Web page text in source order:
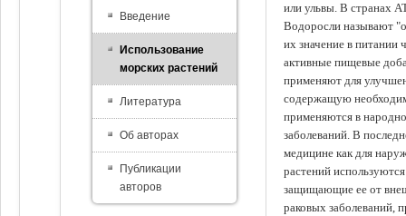
или ульвы. В странах
Водоросли называют
их значение в питании
активные пищевые
применяют для
содержащую
применяются в
заболеваний. В
медицине как для
растений
защищающие ее от
раковых заболеваний,
Введение
Использование
морских растений
Литература
Об авторах
Публикации
авторов